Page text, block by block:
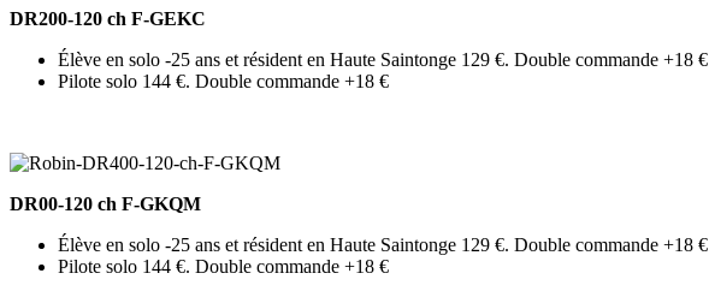
DR200-120 ch F-GEKC
Élève en solo -25 ans et résident en Haute Saintonge 129 €. Double commande +18 €
Pilote solo 144 €. Double commande +18 €
DR00-120 ch F-GKQM
Élève en solo -25 ans et résident en Haute Saintonge 129 €. Double commande +18 €
Pilote solo 144 €. Double commande +18 €